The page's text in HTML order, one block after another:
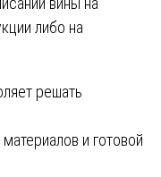
либо на
решать
и готовой